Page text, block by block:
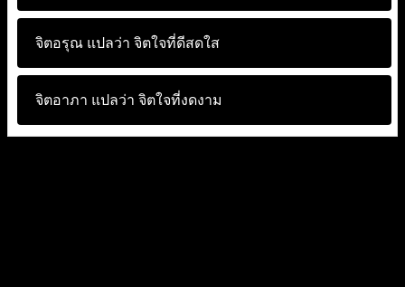
จิตอรุณ แปลว่า จิตใจที่ดีสดใส
จิตอาภา แปลว่า จิตใจที่งดงาม